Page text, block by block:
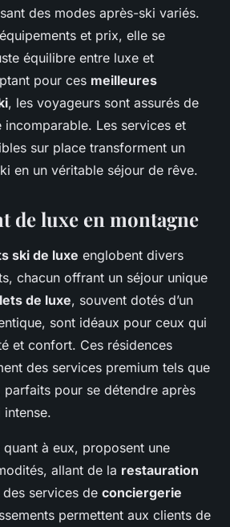
des modes après-ski variés.
et prix, elle se
équilibre entre luxe et
pour ces meilleures
, les voyageurs sont assurés de
incomparable. Les services et
sur place transforment un
en un véritable séjour de rêve.
de luxe en montagne
ski de luxe englobent divers
chacun offrant un séjour unique
de luxe, souvent dotés d’un
sont idéaux pour ceux qui
et confort. Ces résidences
des services premium tels que
pour se détendre après
intense.
quant à eux, proposent une
allant de la restauration
des services de conciergerie
permettent aux clients de